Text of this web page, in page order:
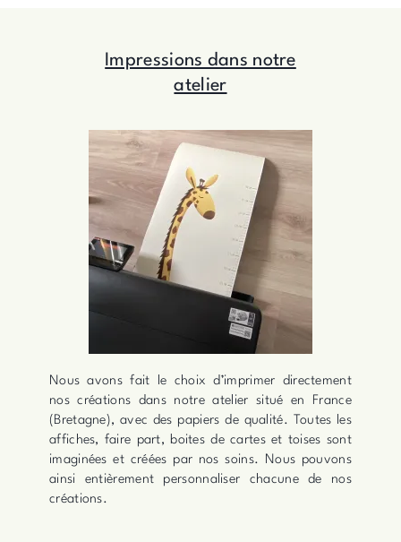
Impressions dans notre
atelier
Nous avons fait le choix d’imprimer directement
nos créations dans notre atelier situé en France
(Bretagne), avec des papiers de qualité. Toutes les
affiches, faire part, boites de cartes et toises sont
imaginées et créées par nos soins. Nous pouvons
ainsi entièrement personnaliser chacune de nos
créations.